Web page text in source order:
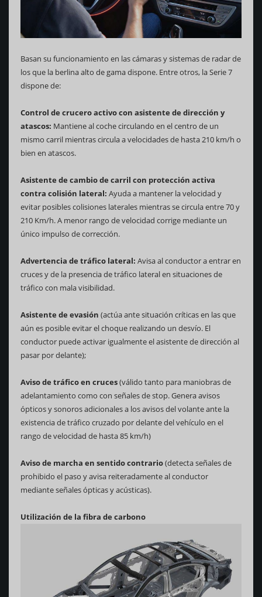
Basan su funcionamiento en las cámaras y sistemas de radar de
los que la berlina alto de gama dispone. Entre otros, la Serie 7
dispone de:
Control de crucero activo con asistente de dirección y
atascos: Mantiene al coche circulando en el centro de un
mismo carril mientras circula a velocidades de hasta 210 km/h o
bien en atascos.
Asistente de cambio de carril con protección activa
contra colisión lateral: Ayuda a mantener la velocidad y
evitar posibles colisiones laterales mientras se circula entre 70 y
210 Km/h. A menor rango de velocidad corrige mediante un
único impulso de corrección.
Advertencia de tráfico lateral: Avisa al conductor a entrar en
cruces y de la presencia de tráfico lateral en situaciones de
tráfico con mala visibilidad.
Asistente de evasión (actúa ante situación críticas en las que
aún es posible evitar el choque realizando un desvío. El
conductor puede activar igualmente el asistente de dirección al
pasar por delante);
Aviso de tráfico en cruces(válido tanto para maniobras de
adelantamiento como con señales de stop. Genera avisos
ópticos y sonoros adicionales a los avisos del volante ante la
existencia de tráfico cruzado por delante del vehículo en el
rango de velocidad de hasta 85 km/h)
Aviso de marcha en sentido contrario(detecta señales de
prohibido el paso y avisa reiteradamente al conductor
mediante señales ópticas y acústicas).
Utilización de la fibra de carbono